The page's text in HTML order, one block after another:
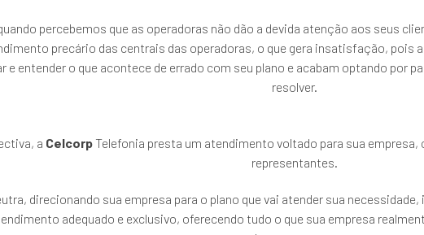
percebemos que as operadoras não dão a devida atenção aos seus
precário das centrais das operadoras, o que gera insatisfação, pois
e entender o que acontece de errado com seu plano e acabam optando por
resolver.
a CelcorpTelefonia presta um atendimento voltado para sua
representantes.
direcionando sua empresa para o plano que vai atender sua
adequado e exclusivo, oferecendo tudo o que sua empresa